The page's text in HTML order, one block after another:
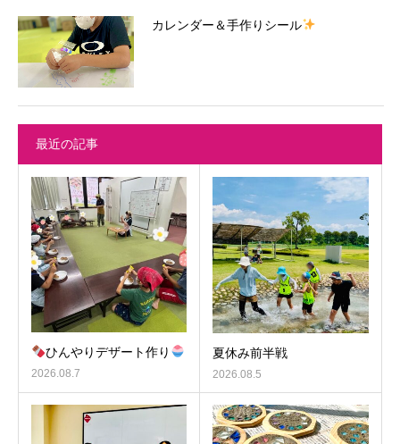
カレンダー＆手作りシール
最近の記事
ひんやりデザート作り
2026.08.7
夏休み前半戦
2026.08.5